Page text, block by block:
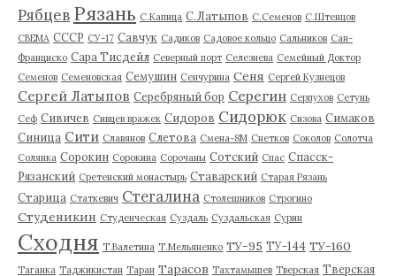
Рябцев Рязань С.Капица С.Латыпов С.Семенов С.Штенцов
СВЕМА СССР СУ-17 Савчук Садиков Садовое кольцо Сальников Сан-
Франциско Сара Тисдейл Северный порт Селезнева Семейный Доктор
Семенов Семеновская Семушин Сенчурина Сеня Сергей Кузнецов
Сергей Латыпов Серебряный бор Серегин Серпухов Сетунь
Сеф Сивичев Сивцев вражек Сидоров Сидорюк Сизова Симаков
Синица Сити Славянов Слетова Смена-8М Снетков Соколов Солотча
Солянка Сорокин Сорокина Сорочаны Сотский Спас Спасск-
Рязанский Сретенский монастырь Ставарский Старая Рязань
Старица Статкевич Стегалина Столешников Строгино
Студеникин Студенческая Суздаль Суздальская Сурин
Сходня Т.Валетина Т.Мельяненко ТУ-95 ТУ-144 ТУ-160
Таганка Таджикистан Таран Тарасов Тахтамышев Тверская Тверская